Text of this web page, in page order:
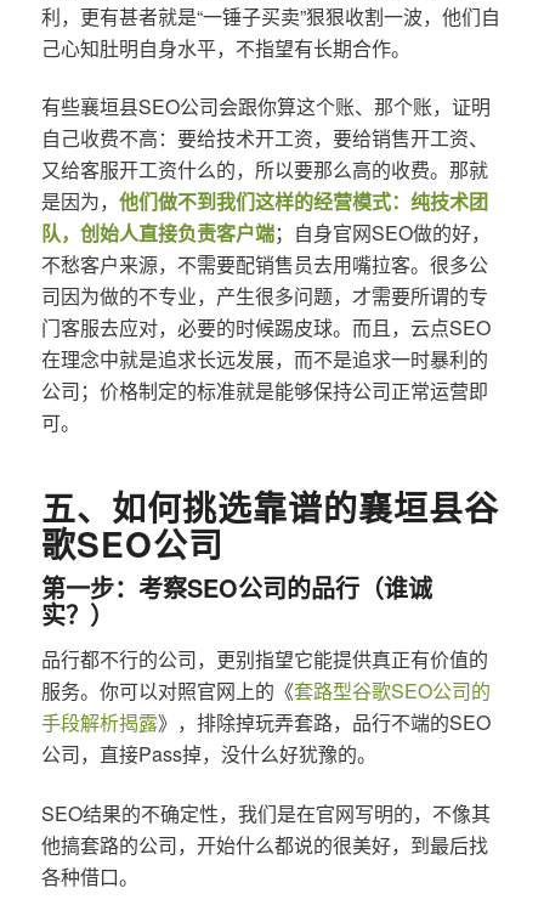
利，更有甚者就是“一锤子买卖”狠狠收割一波，他们自
己心知肚明自身水平，不指望有长期合作。
有些襄垣县SEO公司会跟你算这个账、那个账，证明
自己收费不高：要给技术开工资，要给销售开工资、
又给客服开工资什么的，所以要那么高的收费。那就
是因为， 他们做不到我们这样的经营模式：纯技术团
队，创始人直接负责客户端；自身官网SEO做的好，
不愁客户来源，不需要配销售员去用嘴拉客。很多公
司因为做的不专业，产生很多问题，才需要所谓的专
门客服去应对，必要的时候踢皮球。而且，云点SEO
在理念中就是追求长远发展，而不是追求一时暴利的
公司；价格制定的标准就是能够保持公司正常运营即
可。
五、如何挑选靠谱的襄垣县谷
歌SEO公司
第一步：考察SEO公司的品行（谁诚
实？）
品行都不行的公司，更别指望它能提供真正有价值的
服务。你可以对照官网上的《套路型谷歌SEO公司的
手段解析揭露》，排除掉玩弄套路，品行不端的SEO
公司，直接Pass掉，没什么好犹豫的。
SEO结果的不确定性，我们是在官网写明的，不像其
他搞套路的公司，开始什么都说的很美好，到最后找
各种借口。